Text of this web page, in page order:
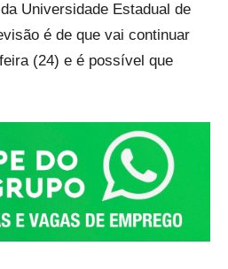
Universidade Estadual de
é de que vai continuar
(24) e é possível que